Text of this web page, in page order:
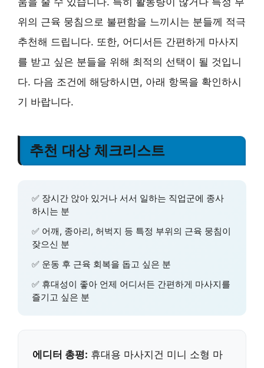
위의 근육 뭉침으로 불편함을 느끼시는 분들께 적극
추천해 드립니다. 또한, 어디서든 간편하게 마사지
를 받고 싶은 분들을 위해 최적의 선택이 될 것입니
다. 다음 조건에 해당하시면, 아래 항목을 확인하시
기 바랍니다.
추천 대상 체크리스트
✅ 장시간 앉아 있거나 서서 일하는 직업군에 종사
하시는 분
✅ 어깨, 종아리, 허벅지 등 특정 부위의 근육 뭉침이
잦으신 분
✅ 운동 후 근육 회복을 돕고 싶은 분
✅ 휴대성이 좋아 언제 어디서든 간편하게 마사지를
즐기고 싶은 분
에디터 총평: 휴대용 마사지건 미니 소형 마